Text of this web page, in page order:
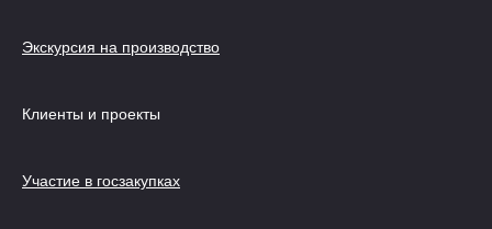
Экскурсия на производство
Клиенты и проекты
Участие в госзакупках